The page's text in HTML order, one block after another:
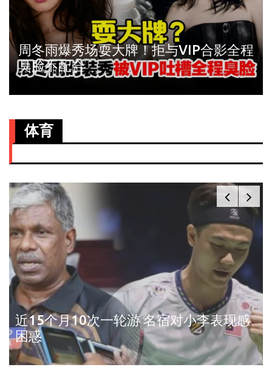
周冬雨爆秀场耍大牌！拒与VIP合影全程
臭脸不配合
体育
近15个月10次一轮游 名宿对小李表现感
困惑